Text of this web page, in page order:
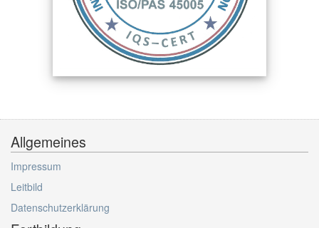
Allgemeines
Impressum
Leitbild
Datenschutzerklärung